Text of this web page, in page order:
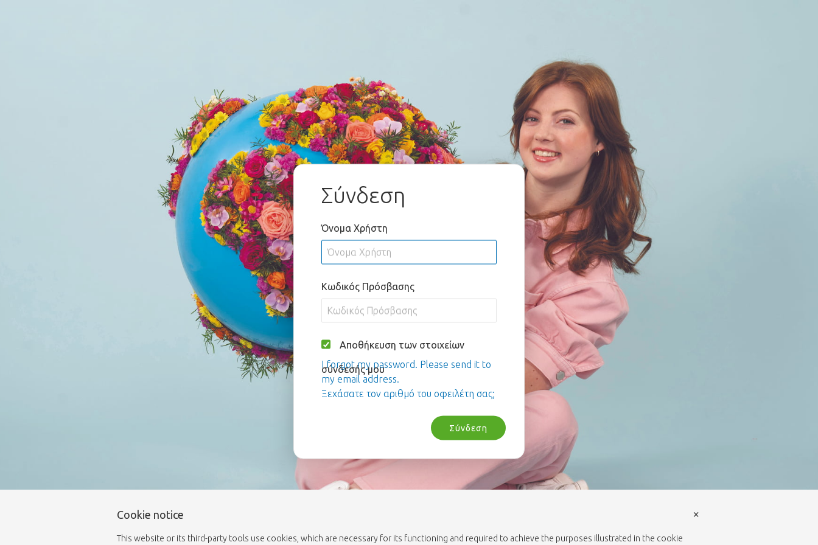
Σύνδεση
Όνομα Χρήστη
Κωδικός Πρόσβασης
Αποθήκευση των στοιχείων
σύνδεσής μου
I forgot my password. Please send it to
my email address.
Ξεχάσατε τον αριθμό του οφειλέτη σας;
Σύνδεση
Cookie notice
This website or its third-party tools use cookies, which are necessary for its functioning and required to achieve the purposes illustrated in the cookie
×